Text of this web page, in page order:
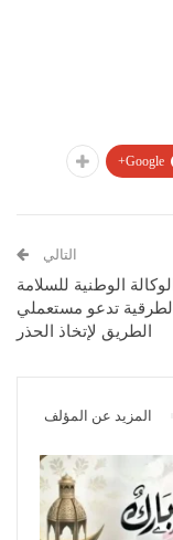
Google+
التالي
الوكالة الوطنية للسلامة
الطرقية تدعو مستعملي
الطريق لإتخاذ الحذر
المزيد عن المؤلف